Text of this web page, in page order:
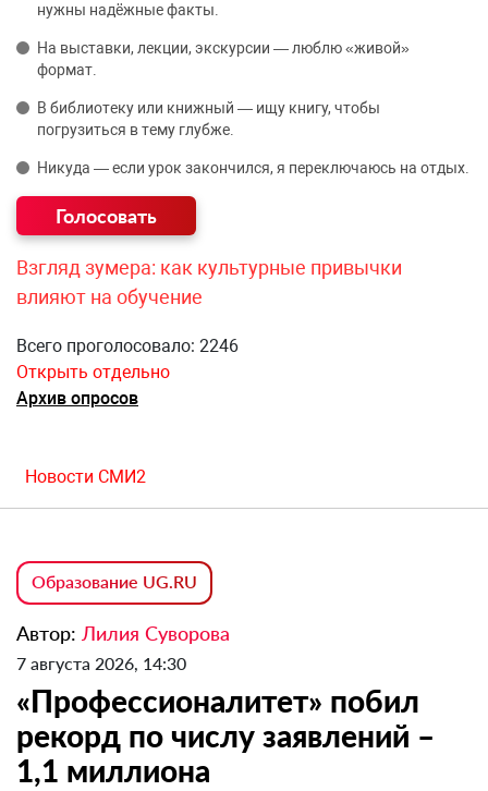
нужны надёжные факты.
На выставки, лекции, экскурсии — люблю «живой»
формат.
В библиотеку или книжный — ищу книгу, чтобы
погрузиться в тему глубже.
Никуда — если урок закончился, я переключаюсь на отдых.
Взгляд зумера: как культурные привычки
влияют на обучение
Всего проголосовало: 2246
Открыть отдельно
Архив опросов
Новости СМИ2
Образование UG.RU
Автор: Лилия Суворова
7 августа 2026, 14:30
«Профессионалитет» побил
рекорд по числу заявлений –
1,1 миллиона